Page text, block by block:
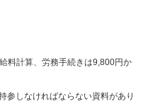
料計算、労務手続きは9,800円か
しなければならない資料があり